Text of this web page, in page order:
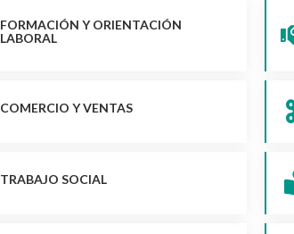
FORMACIÓN Y ORIENTACIÓN
LABORAL
COMERCIO Y VENTAS
TRABAJO SOCIAL